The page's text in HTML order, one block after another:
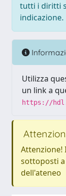
tutti i diritti
indicazione.
Utilizza
un link a
https://
Attenzione!
sottoposti
dell'ateneo